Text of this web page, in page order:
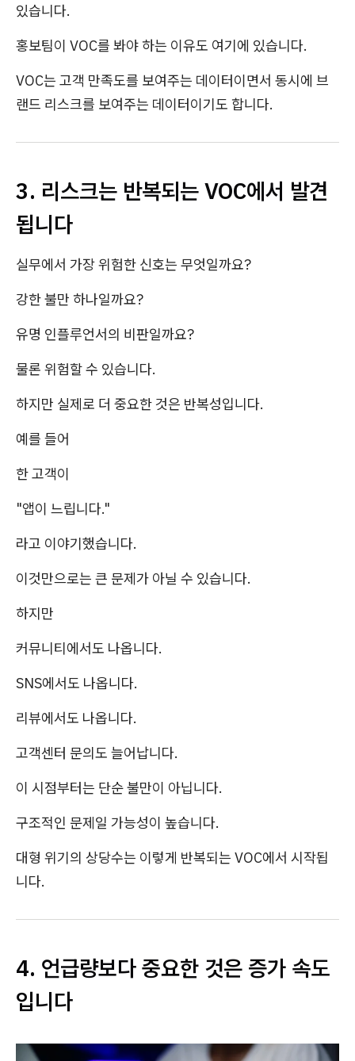
있습니다.
홍보팀이 VOC를 봐야 하는 이유도 여기에 있습니다.
VOC는 고객 만족도를 보여주는 데이터이면서 동시에 브
랜드 리스크를 보여주는 데이터이기도 합니다.
3. 리스크는 반복되는 VOC에서 발견
됩니다
실무에서 가장 위험한 신호는 무엇일까요?
강한 불만 하나일까요?
유명 인플루언서의 비판일까요?
물론 위험할 수 있습니다.
하지만 실제로 더 중요한 것은 반복성입니다.
예를 들어
한 고객이
"앱이 느립니다."
라고 이야기했습니다.
이것만으로는 큰 문제가 아닐 수 있습니다.
하지만
커뮤니티에서도 나옵니다.
SNS에서도 나옵니다.
리뷰에서도 나옵니다.
고객센터 문의도 늘어납니다.
이 시점부터는 단순 불만이 아닙니다.
구조적인 문제일 가능성이 높습니다.
대형 위기의 상당수는 이렇게 반복되는 VOC에서 시작됩
니다.
4. 언급량보다 중요한 것은 증가 속도
입니다